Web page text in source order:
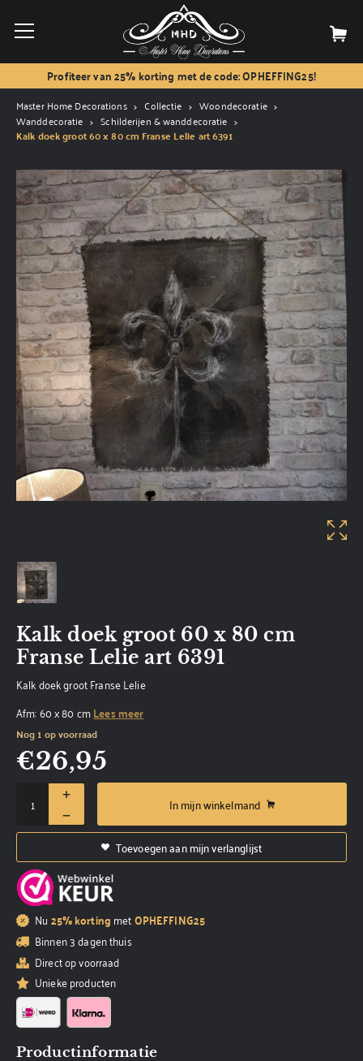
Profiteer van 25% korting met de code: OPHEFFING25!
Master Home Decorations Collectie
Woondecoratie
Wanddecoratie
Schilderijen & wanddecoratie
Kalk doek groot 60 x 80 cm Franse Lelie art 6391
Kalk doek groot 60 x 80 cm
Franse Lelie art 6391
Kalk doek groot Franse Lelie
Afm: 60 x 80 cmLees meer
Nog 1 op voorraad
€26,95
In mijn winkelmand
Toevoegen aan mijn verlanglijst
Nu 25% korting metOPHEFFING25
Binnen 3 dagen thuis
Direct op voorraad
Unieke producten
Productinformatie